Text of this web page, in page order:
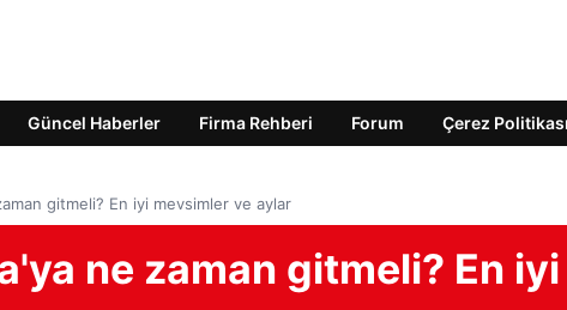
Güncel Haberler Firma Rehberi Forum Çerez Politikası
gitmeli? En iyi mevsimler ve aylar
ne zaman gitmeli? En iyi